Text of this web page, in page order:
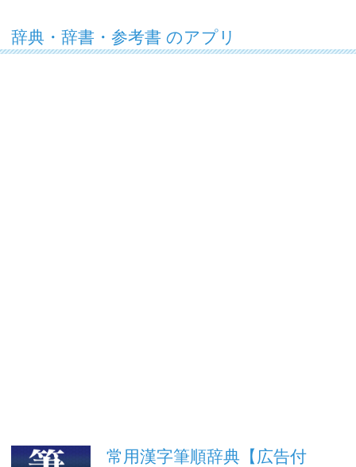
辞典・辞書・参考書 のアプリ
常用漢字筆順辞典【広告付